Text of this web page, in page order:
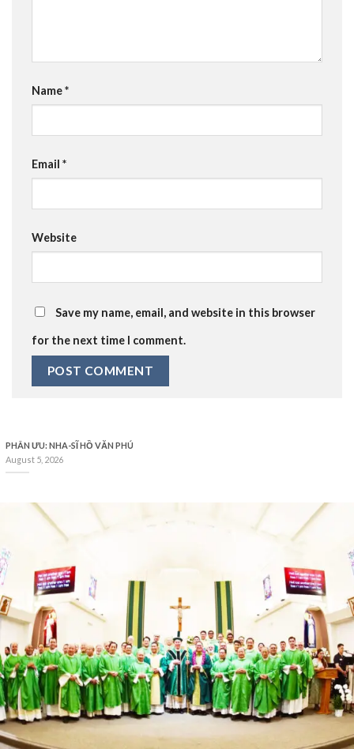
Name*
Email *
Website
Save my name, email, and website in this browser
for the next time I comment.
PHÂN ƯU: NHA-SĨ HỒ VĂN PHÚ
August 5, 2026